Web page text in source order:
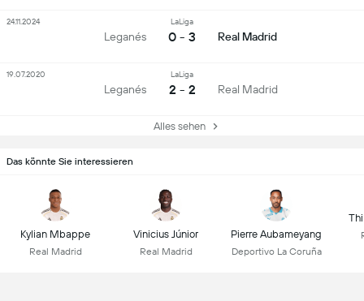
Leganés
LaLiga
0 - 3 Real Madrid
24.11.2024
Leganés
LaLiga
2 - 2 Real Madrid
19.07.2020
Alles sehen
Das könnte Sie interessieren
Kylian Mbappe
Real Madrid
Vinicius Júnior
Real Madrid
Pierre Aubameyang
Deportivo La Coruña